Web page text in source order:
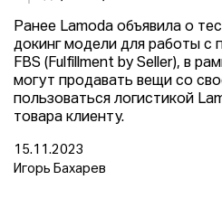
Ранее Lamoda объявила о
докинг модели для работы с
FBS (Fulfillment by Seller), в
могут продавать вещи со
пользоваться логистикой
товара клиенту.
15.11.2023
Игорь Бахарев